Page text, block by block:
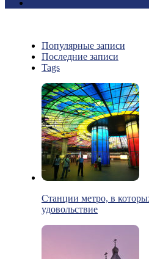
Популярные записи
Последние записи
Tags
Станции метро, в
удовольствие